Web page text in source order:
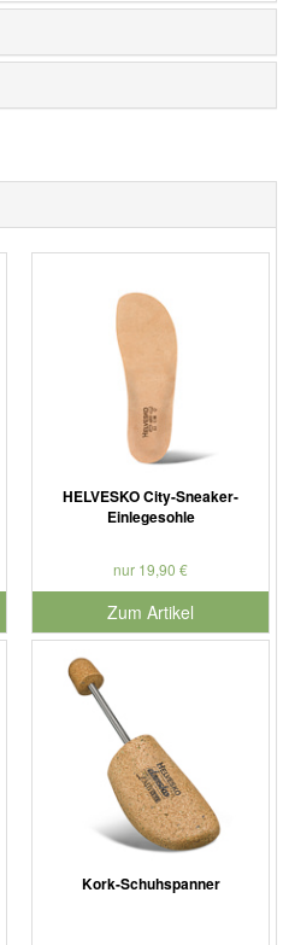
HELVESKO City-Sneaker-
Einlegesohle
nur 19,90 €
Zum Artikel
Kork-Schuhspanner